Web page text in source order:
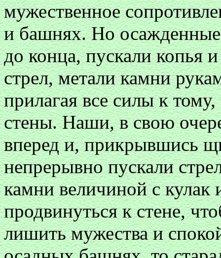
мужественное
и башнях. Но
до конца, пускали копья
стрел, метали камни
прилагая все силы к
стены. Наши, в свою
вперед и, прикрывшись
непрерывно пускали
камни величиной с кулак
продвинуться к стене,
лишить мужества и